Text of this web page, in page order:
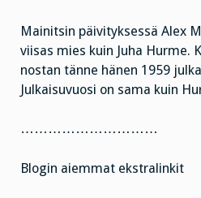
Mainitsin päivityksessä Alex
viisas mies kuin Juha Hurme.
nostan tänne hänen 1959
Julkaisuvuosi on sama kuin
…………………………
Blogin aiemmat ekstralinkit